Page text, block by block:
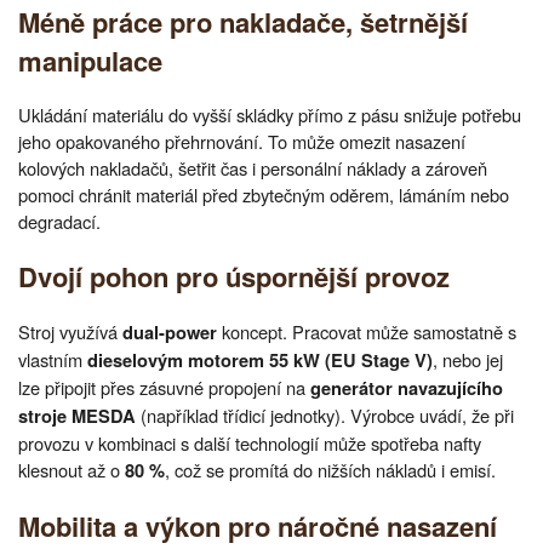
Méně práce pro nakladače, šetrnější
manipulace
Ukládání materiálu do vyšší skládky přímo z pásu snižuje potřebu
jeho opakovaného přehrnování. To může omezit nasazení
kolových nakladačů, šetřit čas i personální náklady a zároveň
pomoci chránit materiál před zbytečným oděrem, lámáním nebo
degradací.
Dvojí pohon pro úspornější provoz
Stroj využívádual-powerkoncept. Pracovat může samostatně s
vlastnímdieselovým motorem 55 kW (EU Stage V), nebo jej
lze připojit přes zásuvné propojení nagenerátor navazujícího
stroje MESDA (například třídicí jednotky). Výrobce uvádí, že při
provozu v kombinaci s další technologií může spotřeba nafty
klesnout až o80 %, což se promítá do nižších nákladů i emisí.
Mobilita a výkon pro náročné nasazení